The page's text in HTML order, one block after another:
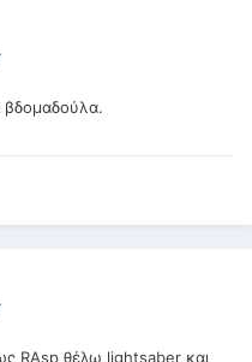
βδομαδούλα.
RAsp θέλω lightsaber και